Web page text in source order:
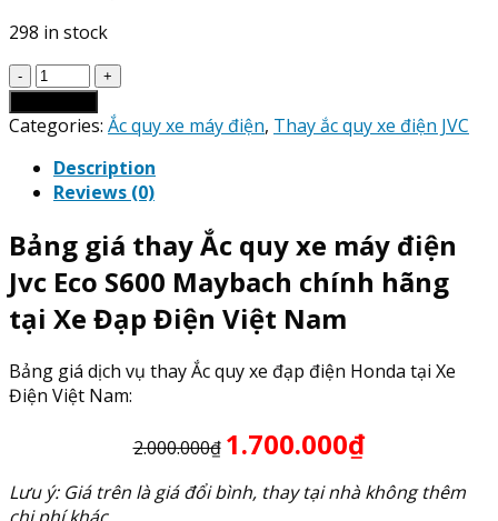
298 in stock
Giá
Thay
Ắc
xe
máy
Jvc
Eco
S600
Maybach
Categories: Ắc quy xe máy điện, Thay ắc quy xe điện JVC
Description
Reviews (0)
Bảng giá thay Ắc quy xe máy điện
Jvc Eco S600 Maybach chính hãng
tại Xe Đạp Điện Việt Nam
Bảng giá dịch vụ thay Ắc quy xe đạp điện Honda tại Xe
Điện Việt Nam:
2.000.000₫ 1.700.000₫
Lưu ý: Giá trên là giá đổi bình, thay tại nhà không thêm